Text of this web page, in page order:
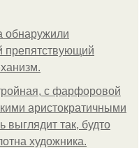
обнаружили
препятствующий
с фарфоровой
аристократичными
выглядит так, будто
художника.